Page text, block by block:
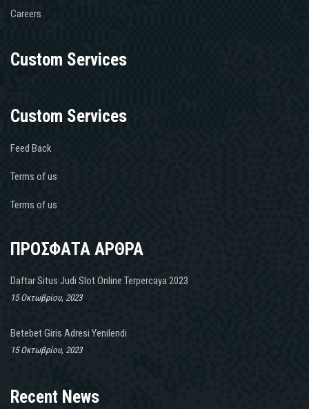
Careers
Custom Services
Custom Services
Feed Back
Terms of us
Terms of us
ΠΡΟΣΦΑΤΑ ΑΡΘΡΑ
Daftar Situs Judi Slot Online Terpercaya 2023
15 Οκτωβρίου, 2023
Betebet Giris Adresi Yenilendi
15 Οκτωβρίου, 2023
Recent News